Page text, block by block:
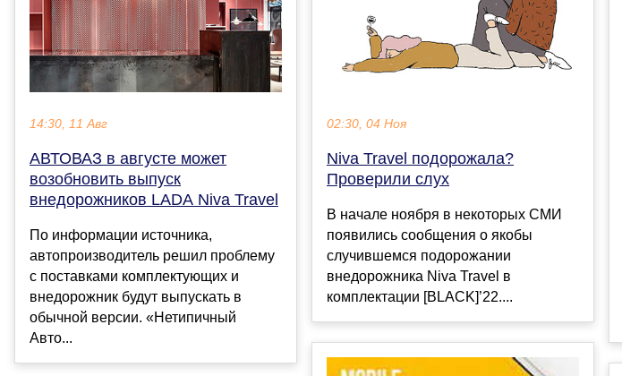
14:30, 11 Авг
АВТОВАЗ в августе может
возобновить выпуск
внедорожников LADA Niva Travel
По информации источника,
автопроизводитель решил проблему
с поставками комплектующих и
внедорожник будут выпускать в
обычной версии. «Нетипичный
Авто...
02:30, 04 Ноя
Niva Travel подорожала?
Проверили слух
В начале ноября в некоторых СМИ
появились сообщения о якобы
случившемся подорожании
внедорожника Niva Travel в
комплектации [BLACK]’22....